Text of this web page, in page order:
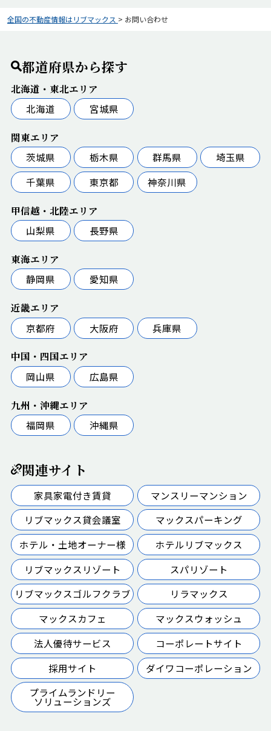
全国の不動産情報はリブマックス > お問い合わせ
都道府県から探す
北海道・東北エリア
北海道
宮城県
関東エリア
茨城県
栃木県 群馬県
埼玉県
千葉県
東京都 神奈川県
甲信越・北陸エリア
山梨県
長野県
東海エリア
静岡県
愛知県
近畿エリア
京都府
大阪府 兵庫県
中国・四国エリア
岡山県
広島県
九州・沖縄エリア
福岡県
沖縄県
関連サイト
家具家電付き賃貸
マンスリーマンション
リブマックス貸会議室
マックスパーキング
ホテル・土地オーナー様
ホテルリブマックス
リブマックスリゾート
スパリゾート
リブマックスゴルフクラブ
リラマックス
マックスカフェ
マックスウォッシュ
法人優待サービス
コーポレートサイト
採用サイト
ダイワコーポレーション
プライムランドリー
ソリューションズ